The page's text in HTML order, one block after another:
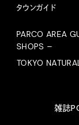
タウンガイド
PARCO AREA
SHOPS –
TOKYO
雑誌